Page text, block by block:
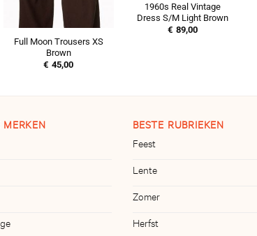
Full Moon Trousers XS
Brown
€ 45,00
1960s Real Vintage
Dress S/M Light Brown
€ 89,00
MERKEN
BESTE RUBRIEKEN
Feest
Lente
Zomer
Herfst